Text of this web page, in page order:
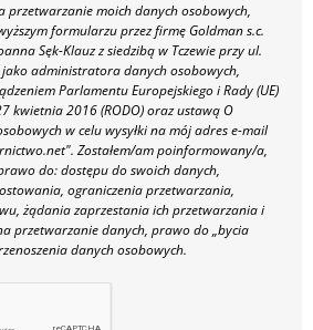
przetwarzanie moich danych osobowych,
formularzu przez firmę Goldman s.c.
Sęk-Klauz z siedzibą w Tczewie przy ul.
administratora danych osobowych,
Parlamentu Europejskiego i Rady (UE)
kwietnia 2016 (RODO) oraz ustawą O
w celu wysyłki na mój adres e-mail
Zostałem/am poinformowany/a,
do: dostępu do swoich danych,
ograniczenia przetwarzania,
żądania zaprzestania ich przetwarzania i
przetwarzanie danych, prawo do „bycia
danych osobowych.